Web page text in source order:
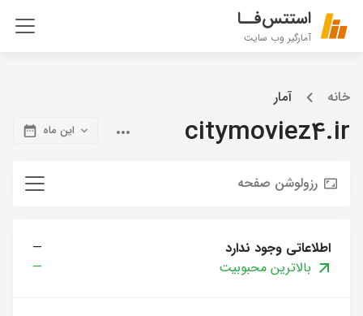
استتس‌فــا
آمارگیر وب سایت
خانه آمار
citymoviez4.ir این ماه
رزولوشن صفحه
اطلاعاتی وجود ندارد
—
بالاترین محبوبیت
—